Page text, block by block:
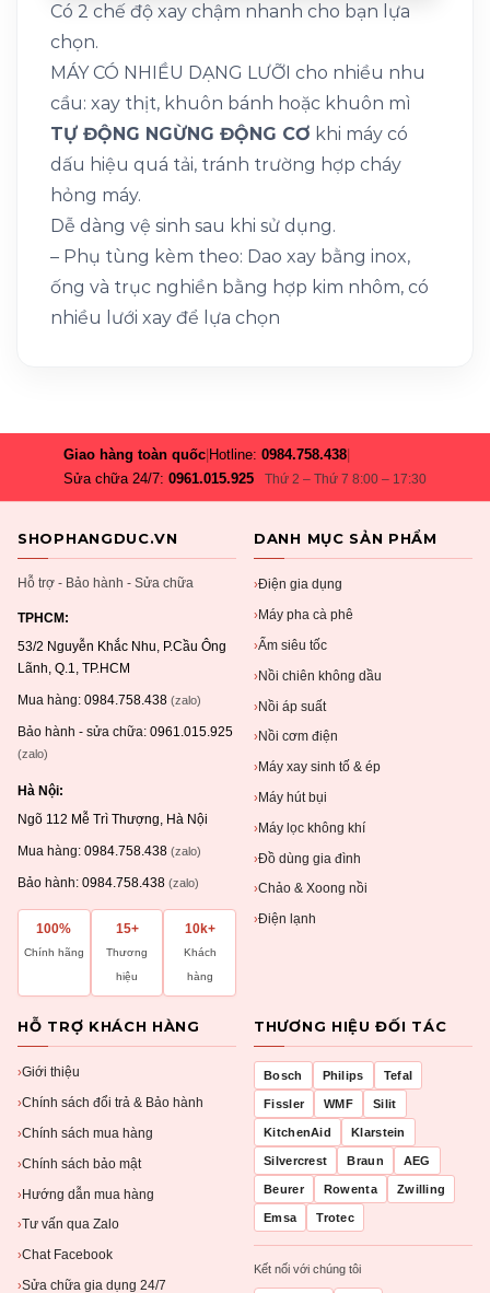
Có 2 chế độ xay chậm nhanh cho bạn lựa
chọn.
MÁY CÓ NHIỀU DẠNG LƯỠI cho nhiều nhu
cầu: xay thịt, khuôn bánh hoặc khuôn mì
TỰ ĐỘNG NGỪNG ĐỘNG CƠ khi máy có
dấu hiệu quá tải, tránh trường hợp cháy
hỏng máy.
Dễ dàng vệ sinh sau khi sử dụng.
– Phụ tùng kèm theo: Dao xay bằng inox,
ống và trục nghiền bằng hợp kim nhôm, có
nhiều lưới xay để lựa chọn
Giao hàng toàn quốc Hotline:0984.758.438
Sửa chữa 24/7:0961.015.925 Thứ 2 – Thứ 7 8:00 – 17:30
SHOPHANGDUC.VN
Hỗ trợ - Bảo hành - Sửa chữa
TPHCM:
53/2 Nguyễn Khắc Nhu, P.Cầu Ông
Lãnh, Q.1, TP.HCM
Mua hàng: 0984.758.438 (zalo)
Bảo hành - sửa chữa: 0961.015.925
(zalo)
Hà Nội:
Ngõ 112 Mễ Trì Thượng, Hà Nội
Mua hàng: 0984.758.438 (zalo)
Bảo hành: 0984.758.438 (zalo)
100%
Chính hãng
15+
Thương
hiệu
10k+
Khách
hàng
DANH MỤC SẢN PHẨM
›Điện gia dụng
› Máy pha cà phê
›Ấm siêu tốc
›Nồi chiên không dầu
›Nồi áp suất
› Nồi cơm điện
› Máy xay sinh tố & ép
› Máy hút bụi
›Máy lọc không khí
›Đồ dùng gia đình
›Chảo & Xoong nồi
›Điện lạnh
HỖ TRỢ KHÁCH HÀNG
›Giới thiệu
›Chính sách đổi trả & Bảo hành
›Chính sách mua hàng
›Chính sách bảo mật
›Hướng dẫn mua hàng
›Tư vấn qua Zalo
›Chat Facebook
›Sửa chữa gia dụng 24/7
THƯƠNG HIỆU ĐỐI TÁC
Bosch Philips Tefal
Fissler WMF Silit
KitchenAid Klarstein
Silvercrest Braun AEG
Beurer Rowenta Zwilling
Emsa Trotec
Kết nối với chúng tôi